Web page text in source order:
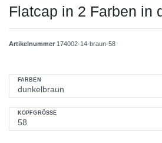
Flatcap in 2 Farben in
Artikelnummer 174002-14-braun-58
FARBEN
KOPFGRÖSSE